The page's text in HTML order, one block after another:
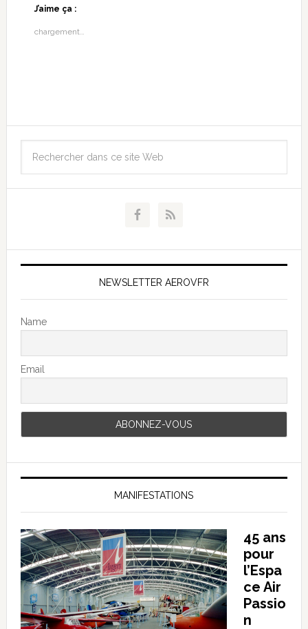
J’aime ça :
chargement…
NEWSLETTER AEROVFR
Name
Email
MANIFESTATIONS
45 ans
pour
l’Espa
ce Air
Passio
n